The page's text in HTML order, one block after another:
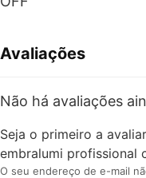
Avaliações
Não há avaliações
Seja o primeiro a
embralumi profissional
O seu endereço de e-mail